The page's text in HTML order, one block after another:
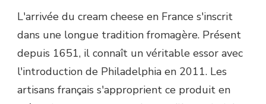
L'arrivée du cream cheese en France s'inscrit
dans une longue tradition fromagère. Présent
depuis 1651, il connaît un véritable essor avec
l'introduction de Philadelphia en 2011. Les
artisans français s'approprient ce produit en